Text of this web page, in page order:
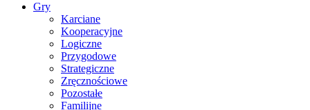
Gry
Karciane
Kooperacyjne
Logiczne
Przygodowe
Strategiczne
Zręcznościowe
Pozostałe
Familijne